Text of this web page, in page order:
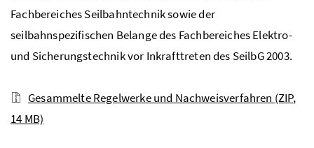
Fachbereiches Seilbahntechnik sowie der
seilbahnspezifischen Belange des Fachbereiches Elektro-
und Sicherungstechnik vor Inkrafttreten des SeilbG2003.
Gesammelte Regelwerke und Nachweisverfahren (ZIP,
14 MB)